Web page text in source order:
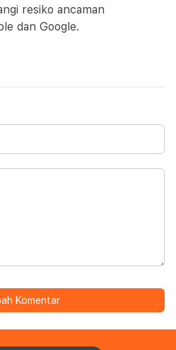
resiko ancaman
dan Google.
Komentar